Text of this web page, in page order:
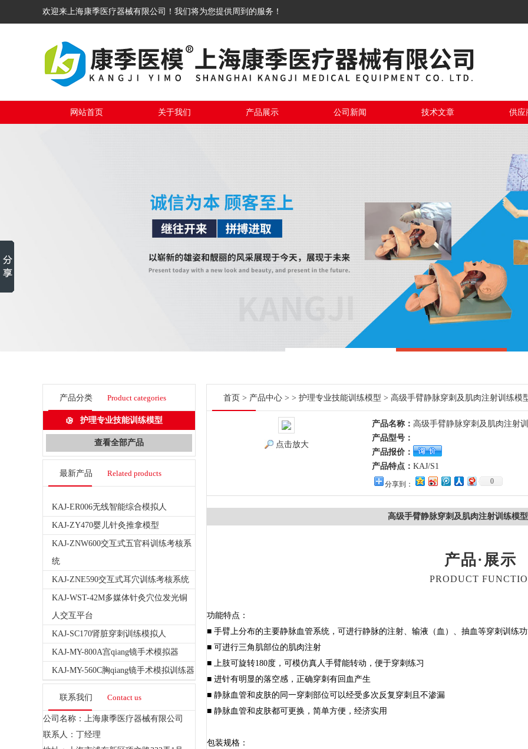
欢迎来上海康季医疗器械有限公司！我们将为您提供周到的服务！
网站首页 关于我们 产品展示 公司新闻 技术文章 供应
产品分类 Product categories
护理专业技能训练模型
查看全部产品
最新产品 Related products
KAJ-ER006无线智能综合模拟人
KAJ-ZY470婴儿针灸推拿模型
KAJ-ZNW600交互式五官科训练考核系
统
KAJ-ZNE590交互式耳穴训练考核系统
KAJ-WST-42M多媒体针灸穴位发光铜
人交互平台
KAJ-SC170肾脏穿刺训练模拟人
KAJ-MY-800A宫qiang镜手术模拟器
KAJ-MY-560C胸qiang镜手术模拟训练器
联系我们 Contact us
公司名称：上海康季医疗器械有限公司
联系人：丁经理
首页 > 产品中心 > > 护理专业技能训练模型 > 高级手臂静脉穿刺及肌肉注射训练模
点击放大
产品名称： 高级手臂静脉穿刺及肌肉注射
产品型号：
产品报价：
产品特点： KAJ/S1
分享到： 0
高级手臂静脉穿刺及肌肉注射训练模型
产品·展示
PRODUCT
功能特点：
■ 手臂上分布的主要静脉血管系统，可进行静脉的注射、输液（血）、抽血等穿刺训练
■ 可进行三角肌部位的肌肉注射
■ 上肢可旋转180度，可模仿真人手臂能转动，便于穿刺练习
■ 进针有明显的落空感，正确穿刺有回血产生
■ 静脉血管和皮肤的同一穿刺部位可以经受多次反复穿刺且不渗漏
■ 静脉血管和皮肤都可更换，简单方便，经济实用
包装规格：